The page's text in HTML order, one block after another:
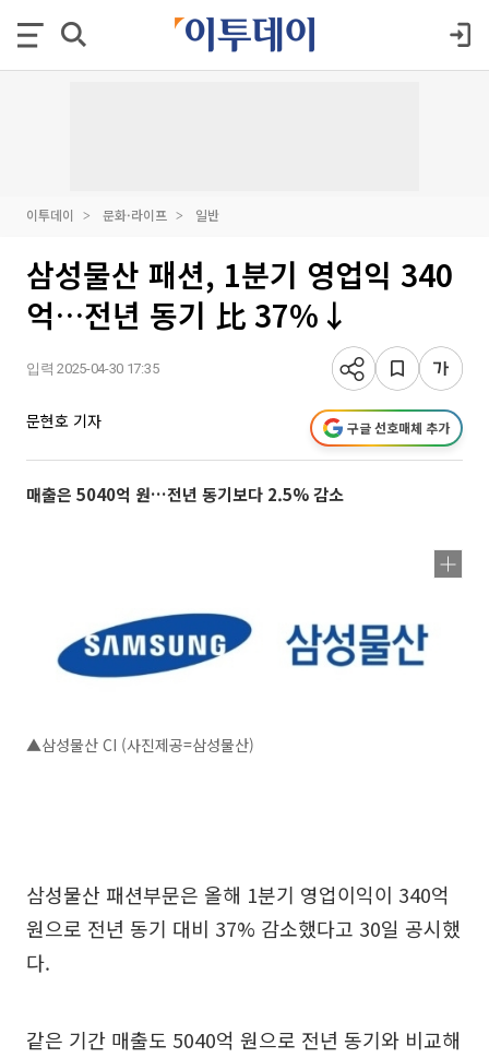
이투데이 문화·라이프 일반
삼성물산 패션, 1분기 영업익 340
억…전년 동기 比 37%↓
입력 2025-04-30 17:35
문현호 기자 구글 선호매체 추가
매출은 5040억 원…전년 동기보다 2.5% 감소
▲삼성물산 CI (사진제공=삼성물산)
삼성물산 패션부문은 올해 1분기 영업이익이 340억
원으로 전년 동기 대비 37% 감소했다고 30일 공시했
다.
같은 기간 매출도 5040억 원으로 전년 동기와 비교해